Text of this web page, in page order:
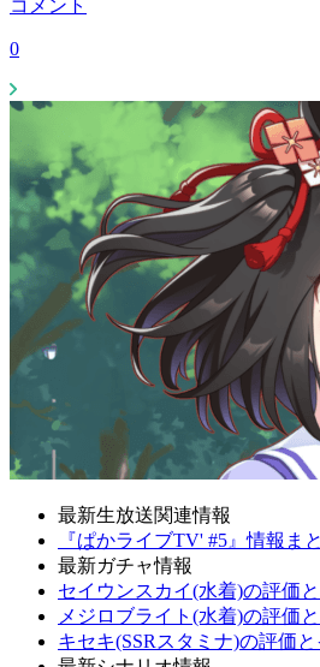
コメント
0
最新生放送関連情報
『ぱかライブTV' #5』情報ま
最新ガチャ情報
セイウンスカイ(水着)の評価
メジロブライト(水着)の評価
キセキ(SSRスタミナ)の評価と